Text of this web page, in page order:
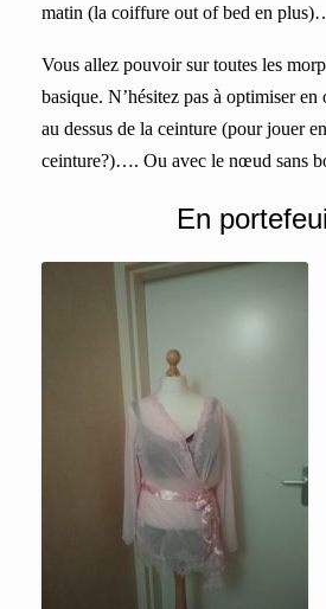
matin (la coiffure out of bed en
Vous allez pouvoir sur toutes les
basique. N’hésitez pas à optimiser
au dessus de la ceinture (pour jouer
ceinture?)…. Ou avec le nœud sans
En